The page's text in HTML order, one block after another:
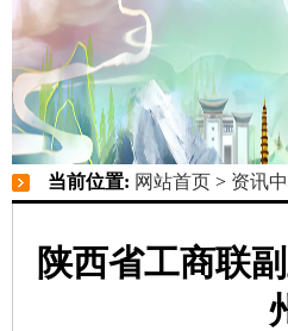
当前位置: 网站首页 > 资讯
陕西省工商联